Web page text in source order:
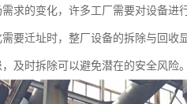
求的变化，许多工厂需要对设备进
要迁址时，整厂设备的拆除与回收
及时拆除可以避免潜在的安全风险。